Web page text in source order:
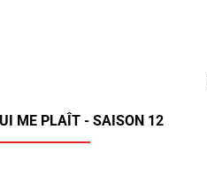
ME PLAÎT - SAISON 12